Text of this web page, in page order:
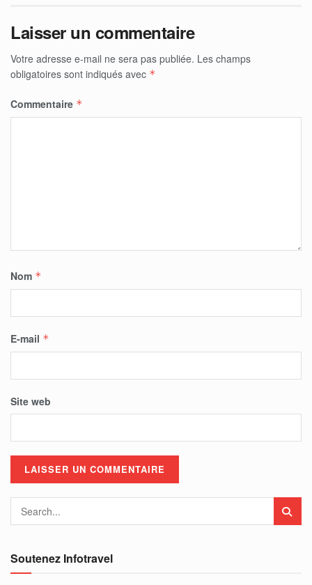
Laisser un commentaire
Votre adresse e-mail ne sera pas publiée. Les champs
obligatoires sont indiqués avec *
Commentaire *
Nom *
E-mail *
Site web
Soutenez Infotravel